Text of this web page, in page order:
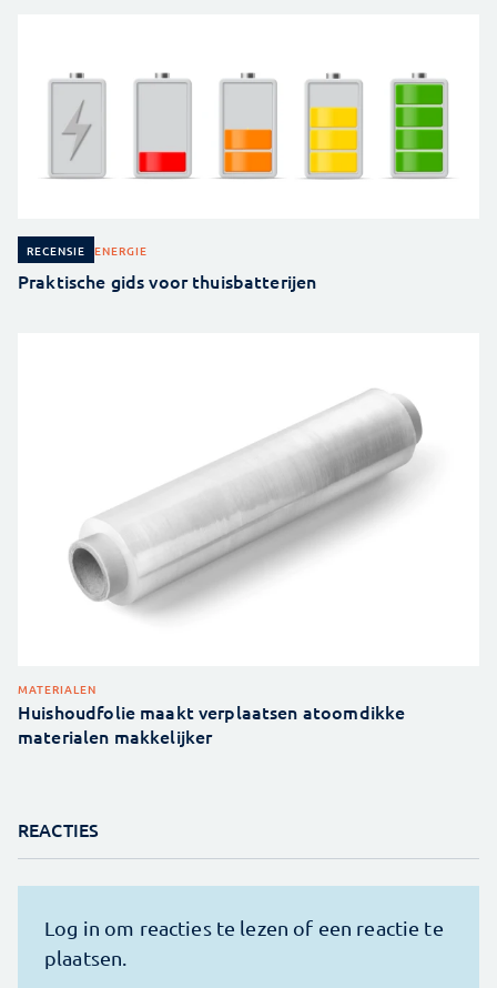
RECENSIE ENERGIE
Praktische gids voor thuisbatterijen
MATERIALEN
Huishoudfolie maakt verplaatsen atoomdikke
materialen makkelijker
REACTIES